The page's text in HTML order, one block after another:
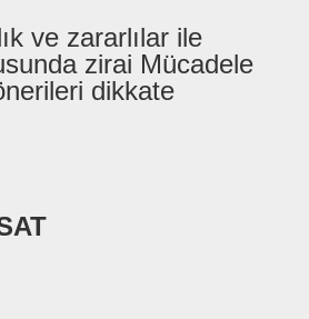
ve zararlılar ile
zirai Mücadele
dikkate